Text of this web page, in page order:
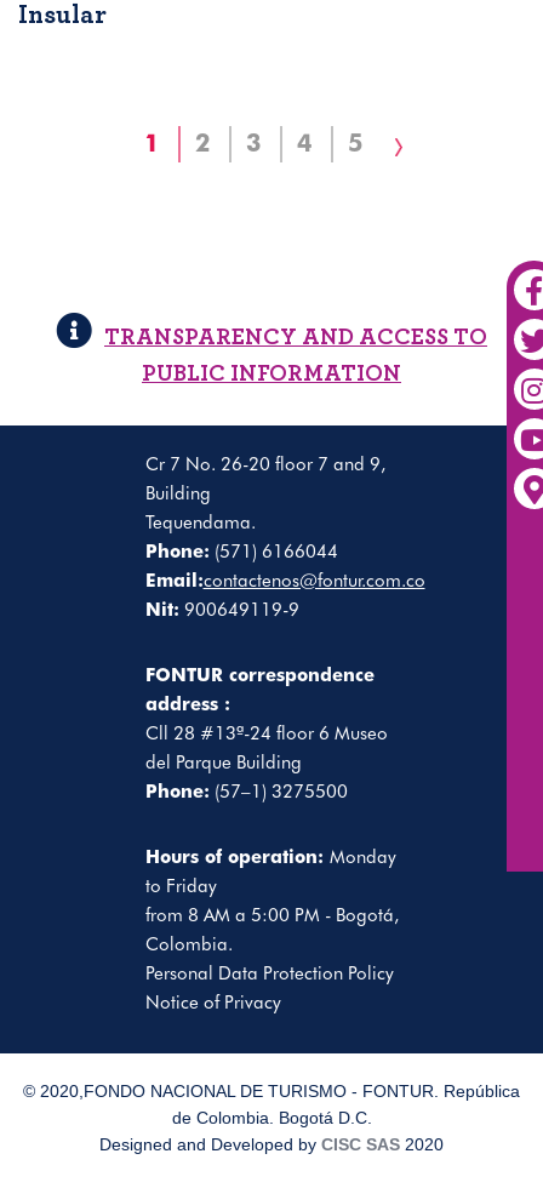
Insular
Current
1 Page
2 Page
3 Page
4 Page
5
Next
TRANSPARENCY AND ACCESS TO
PUBLIC INFORMATION
Cr 7 No. 26-20 floor 7 and 9,
Building
Tequendama.
Phone: (571) 6166044
Email:contactenos@fontur.com.co
Nit: 900649119-9
FONTUR correspondence
address :
Cll 28 #13ª-24 floor 6 Museo
del Parque Building
Phone: (57–1) 3275500
Hours of operation: Monday
to Friday
from 8 AM a 5:00 PM - Bogotá,
Colombia.
Personal Data Protection Policy
Notice of Privacy
© 2020,FONDO NACIONAL DE TURISMO - FONTUR. República
de Colombia. Bogotá D.C.
Designed and Developed by CISC SAS 2020